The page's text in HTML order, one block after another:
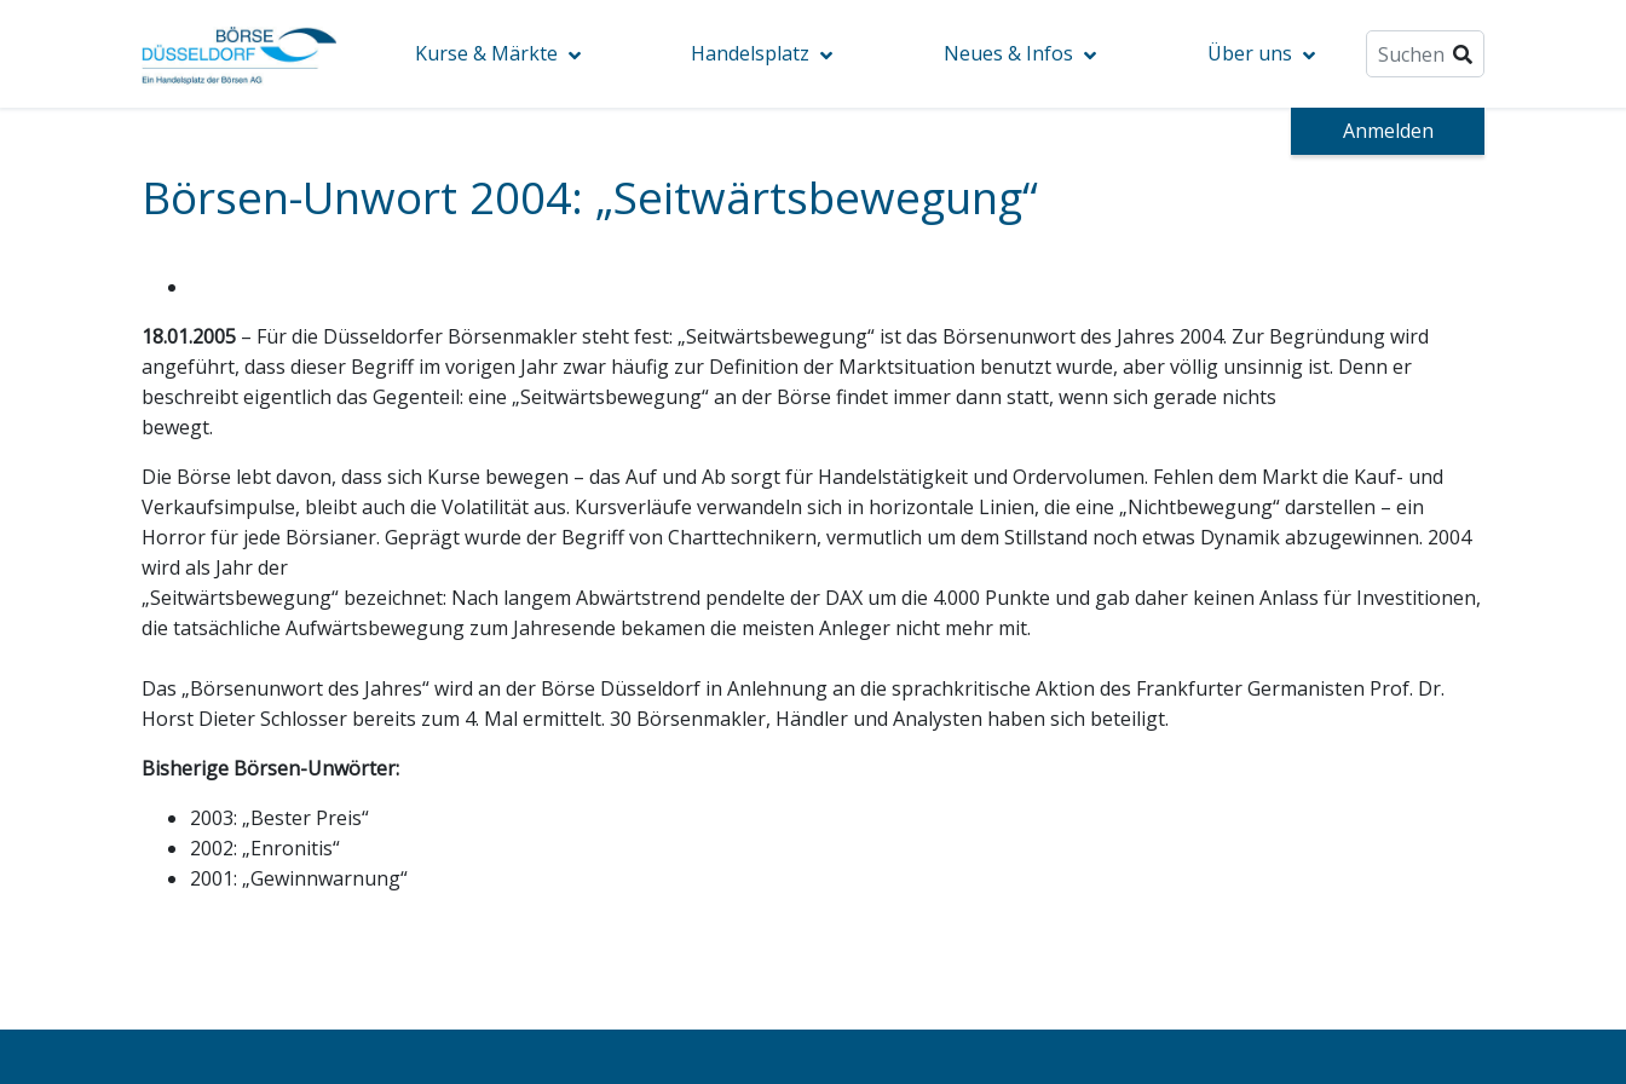
Kurse & Märkte Handelsplatz Neues & Infos Über uns
Anmelden
Börsen-Unwort 2004: „Seitwärtsbewegung“
18.01.2005 – Für die Düsseldorfer Börsenmakler steht fest: „Seitwärtsbewegung“ ist das Börsenunwort des Jahres 2004. Zur Begründung wird
angeführt, dass dieser Begriff im vorigen Jahr zwar häufig zur Definition der Marktsituation benutzt wurde, aber völlig unsinnig ist. Denn er
beschreibt eigentlich das Gegenteil: eine „Seitwärtsbewegung“ an der Börse findet immer dann statt, wenn sich gerade nichts
bewegt.
Die Börse lebt davon, dass sich Kurse bewegen – das Auf und Ab sorgt für Handelstätigkeit und Ordervolumen. Fehlen dem Markt die Kauf- und
Verkaufsimpulse, bleibt auch die Volatilität aus. Kursverläufe verwandeln sich in horizontale Linien, die eine „Nichtbewegung“ darstellen – ein
Horror für jede Börsianer. Geprägt wurde der Begriff von Charttechnikern, vermutlich um dem Stillstand noch etwas Dynamik abzugewinnen. 2004
wird als Jahr der
„Seitwärtsbewegung“ bezeichnet: Nach langem Abwärtstrend pendelte der DAX um die 4.000 Punkte und gab daher keinen Anlass für Investitionen,
die tatsächliche Aufwärtsbewegung zum Jahresende bekamen die meisten Anleger nicht mehr mit.
Das „Börsenunwort des Jahres“ wird an der Börse Düsseldorf in Anlehnung an die sprachkritische Aktion des Frankfurter Germanisten Prof. Dr.
Horst Dieter Schlosser bereits zum 4. Mal ermittelt. 30 Börsenmakler, Händler und Analysten haben sich beteiligt.
Bisherige Börsen-Unwörter:
2003: „Bester Preis“
2002: „Enronitis“
2001: „Gewinnwarnung“